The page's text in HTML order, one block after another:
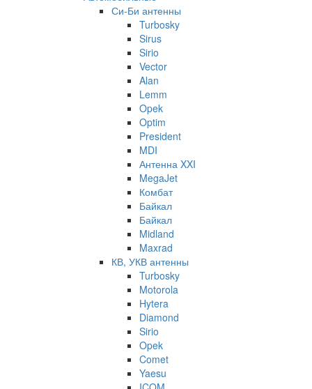
Си-Би антенны
Turbosky
Sirus
Sirio
Vector
Alan
Lemm
Opek
Optim
President
MDI
Антенна XXI
MegaJet
Комбат
Байкал
Байкал
Midland
Maxrad
КВ, УКВ антенны
Turbosky
Motorola
Hytera
Diamond
Sirio
Opek
Comet
Yaesu